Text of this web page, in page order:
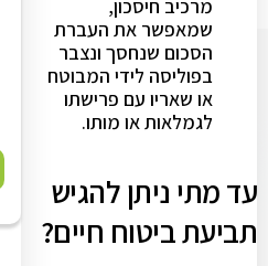
מרכיב חיסכון,
שמאפשר את העברת
הסכום שנחסך ונצבר
בפוליסה לידי המבוטח
או שאריו עם פרישתו
לגמלאות או מותו.
עד מתי ניתן להגיש
תביעת ביטוח חיים?